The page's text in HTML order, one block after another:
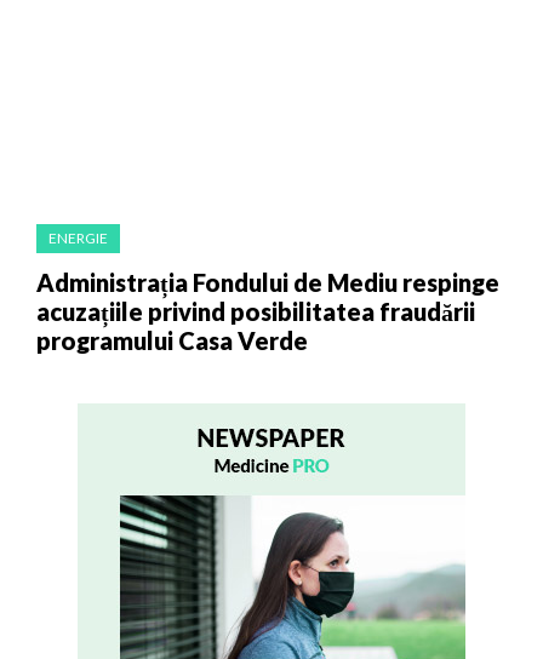
ENERGIE
Administrația Fondului de Mediu respinge
acuzațiile privind posibilitatea fraudării
programului Casa Verde